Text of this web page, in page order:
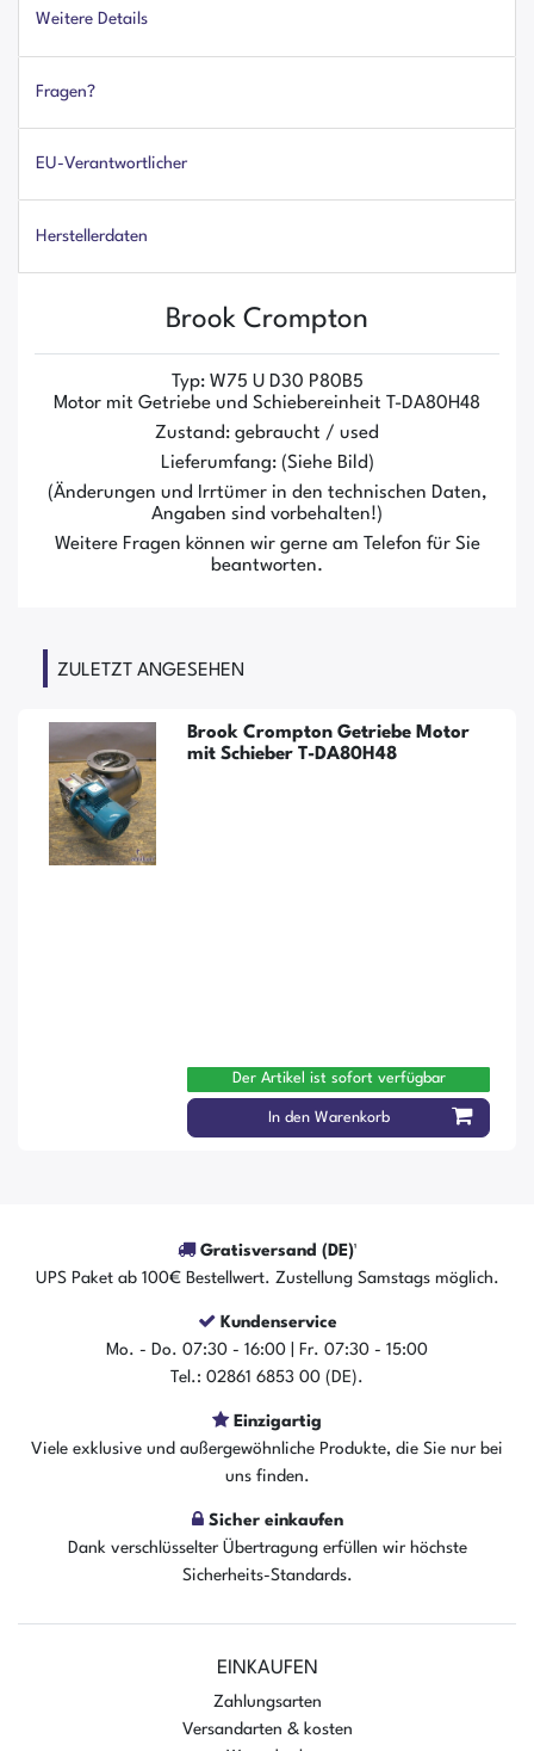
Weitere Details
Fragen?
EU-Verantwortlicher
Herstellerdaten
Brook Crompton
Typ: W75 U D30 P80B5
Motor mit Getriebe und Schiebereinheit T-DA80H48
Zustand: gebraucht / used
Lieferumfang: (Siehe Bild)
(Änderungen und Irrtümer in den technischen Daten,
Angaben sind vorbehalten!)
Weitere Fragen können wir gerne am Telefon für Sie
beantworten.
ZULETZT ANGESEHEN
Brook Crompton Getriebe Motor
mit Schieber T-DA80H48
Der Artikel ist sofort verfügbar
In den Warenkorb
Gratisversand (DE)¹
UPS Paket ab 100€ Bestellwert. Zustellung Samstags möglich.
Kundenservice
Mo. - Do. 07:30 - 16:00 | Fr. 07:30 - 15:00
Tel.: 02861 6853 00 (DE).
Einzigartig
Viele exklusive und außergewöhnliche Produkte, die Sie nur bei
uns finden.
Sicher einkaufen
Dank verschlüsselter Übertragung erfüllen wir höchste
Sicherheits-Standards.
EINKAUFEN
Zahlungsarten
Versandarten & kosten